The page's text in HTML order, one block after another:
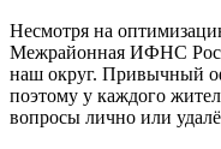
Несмотря на
Межрайонная ИФНС
наш округ. Привычный
поэтому у каждого
вопросы лично или